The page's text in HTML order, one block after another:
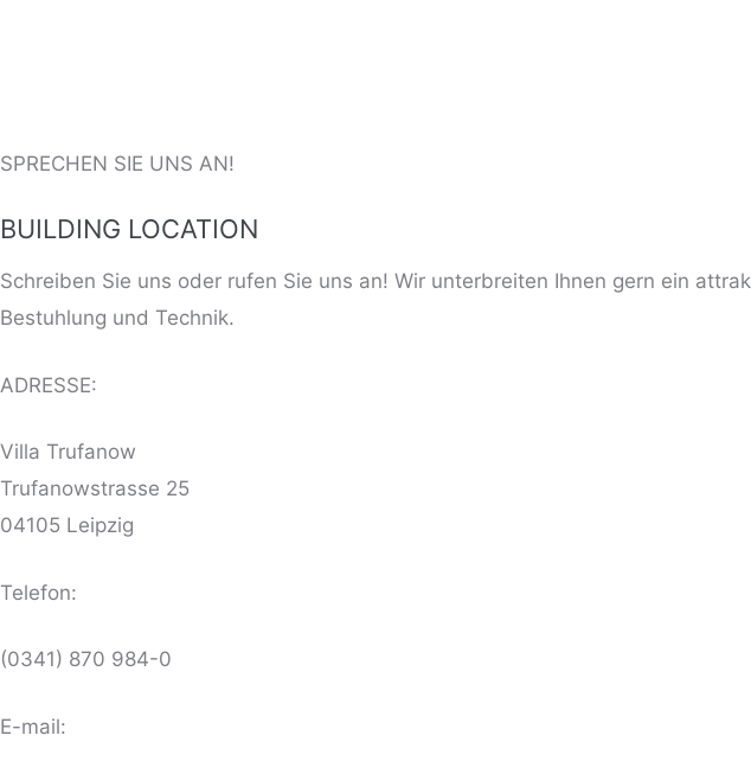
SPRECHEN SIE UNS AN!
BUILDING LOCATION
Schreiben Sie uns oder rufen Sie uns an! Wir unterbreiten Ihnen gern ein
Bestuhlung und Technik.
ADRESSE:
Villa Trufanow
Trufanowstrasse 25
04105 Leipzig
Telefon:
(0341) 870 984-0
E-mail: